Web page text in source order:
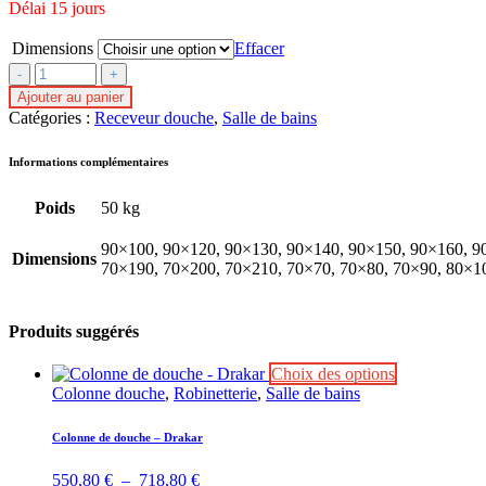
Délai 15 jours
Dimensions
Effacer
Stone
3D
marbre
noir
Ajouter au panier
Catégories : Receveur douche, Salle de bains
Informations complémentaires
Poids 50 kg
Dimensions
90×100, 90×120, 90×130, 90×140, 90×150, 90×160,
70×190, 70×200, 70×210, 70×70, 70×80, 70×90,
Produits suggérés
Choix des options
Colonne douche, Robinetterie, Salle de bains
Colonne de douche – Drakar
550,80 € – 718,80 €Plage